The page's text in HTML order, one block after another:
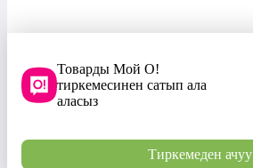
Товарды Мой О!
тиркемесинен сатып ала
аласыз
Тиркемеден ачуу